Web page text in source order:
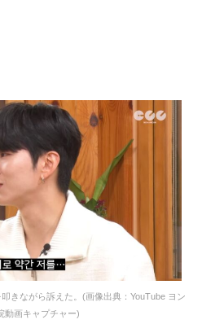
きながら訴えた。(画像出典：YouTube ヨン
動画キャプチャー)